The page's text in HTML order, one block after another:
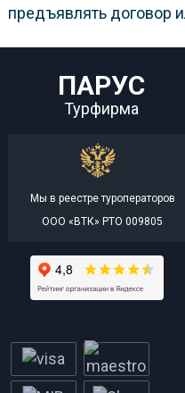
предъявлять договор
ПАРУС
Турфирма
Мы в реестре туроператоров
ООО «ВТК» РТО 009805